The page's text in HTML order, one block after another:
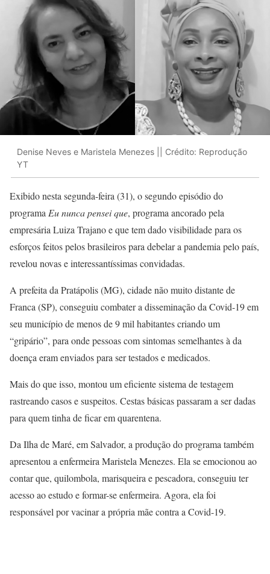
Denise Neves e Maristela Menezes || Crédito: Reprodução
YT
Exibido nesta segunda-feira (31), o segundo episódio do
programa Eu nunca pensei que, programa ancorado pela
empresária Luiza Trajano e que tem dado visibilidade para os
esforços feitos pelos brasileiros para debelar a pandemia pelo país,
revelou novas e interessantíssimas convidadas.
A prefeita da Pratápolis (MG), cidade não muito distante de
Franca (SP), conseguiu combater a disseminação da Covid-19 em
seu município de menos de 9 mil habitantes criando um
“gripário”, para onde pessoas com sintomas semelhantes à da
doença eram enviados para ser testados e medicados.
Mais do que isso, montou um eficiente sistema de testagem
rastreando casos e suspeitos. Cestas básicas passaram a ser dadas
para quem tinha de ficar em quarentena.
Da Ilha de Maré, em Salvador, a produção do programa também
apresentou a enfermeira Maristela Menezes. Ela se emocionou ao
contar que, quilombola, marisqueira e pescadora, conseguiu ter
acesso ao estudo e formar-se enfermeira. Agora, ela foi
responsável por vacinar a própria mãe contra a Covid-19.